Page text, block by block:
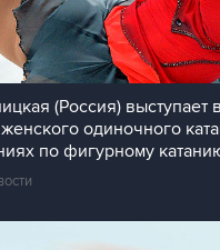
(Россия) выступает
одиночного
по фигурному